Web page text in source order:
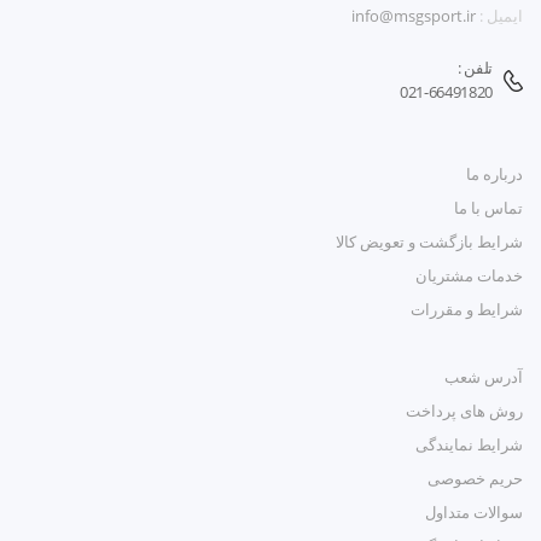
ایمیل : info@msgsport.ir
تلفن :
021-66491820
درباره ما
تماس با ما
شرایط بازگشت و تعویض کالا
خدمات مشتریان
شرایط و مقررات
آدرس شعب
روش های پرداخت
شرایط نمایندگی
حریم خصوصی
سوالات متداول